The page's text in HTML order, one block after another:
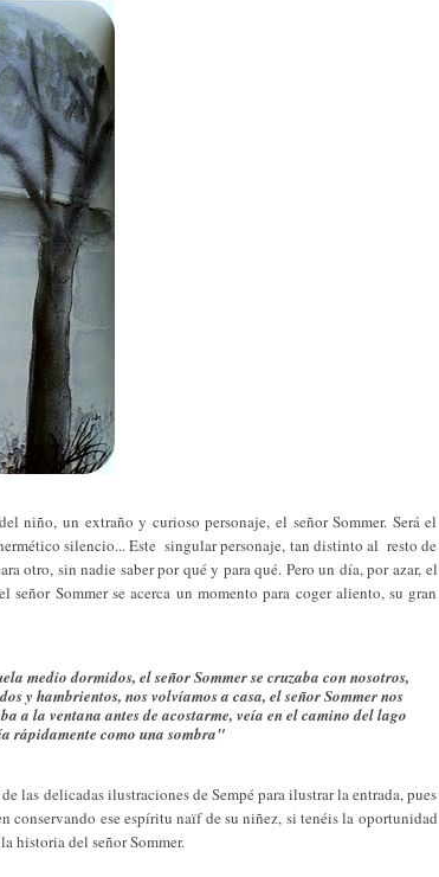
niño, un extraño y curioso personaje, el señor Sommer. Será el
silencio... Este singular personaje, tan distinto al resto de
otro, sin nadie saber por qué y para qué. Pero un día, por azar, el
Sommer se acerca un momento para coger aliento, su gran
medio dormidos, el señor Sommer se cruzaba con nosotros,
y hambrientos, nos volvíamos a casa, el señor Sommer nos
a la ventana antes de acostarme, veía en el camino del lago
rápidamente como una sombra"
las delicadas ilustraciones de Sempé para ilustrar la entrada, pues
conservando ese espíritu naïf de su niñez, si tenéis la oportunidad
historia del señor Sommer.